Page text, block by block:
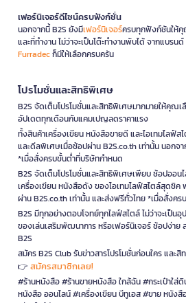
เฟอร์นิเจอร์ดีไซน์ครบฟังก์ชั่น
นอกจากนี้ B2S ยังมีเฟอร์นิเจอร์ครบทุกฟังก์ชันให้
และที่ทำงาน ไม่ว่าจะเป็นโต๊ะทำงานพับได้ จากแบรนด์
Furradecก็มีให้เลือกครบครัน
โปรโมชั่นและสิทธิพิเศษ
B2S จัดเต็มโปรโมชั่นและสิทธิพิเศษมากมายให้คุณ
อัปเดตทุกเดือนกับแคมเปญลดราคาแรง
ทั้งสินค้าเครื่องเขียน หนังสือขายดี และไอเทมไลฟ์
และดีลพิเศษเมื่อช้อปผ่าน B2S.co.th เท่านั้น นอกจ
*เมื่อสั่งครบขั้นต่ำที่บริษัทกำหนด
B2S จัดเต็มโปรโมชั่นและสิทธิพิเศษเพียบ ช้อปออน
เครื่องเขียน หนังสือดัง ของไอเทมไลฟ์สไตล์สุดชิ
ผ่าน B2S.co.th เท่านั้น และส่งฟรีทั่วไทย *เมื่อสั่งค
B2S มีทุกอย่างตอบโจทย์ทุกไลฟ์สไตล์ ไม่ว่าจะเป็น
ของเล่นเสริมพัฒนาการ หรือเฟอร์นิเจอร์ ช้อปง่าย
B2S
สมัคร B2S Club รับข่าวสารโปรโมชั่นก่อนใคร และ
👉 สมัครสมาชิกเลย!
#ร้านหนังสือ #ร้านขายหนังสือ ใกล้ฉัน #กระเป๋าใส่
หนังสือ ออนไลน์ #เครื่องเขียน บีทูเอส #ขาย หนังสื